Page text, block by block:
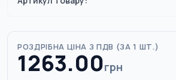
РОЗДРІБНА ЦІНА З ПДВ (ЗА 1 ШТ.)
1263.00грн